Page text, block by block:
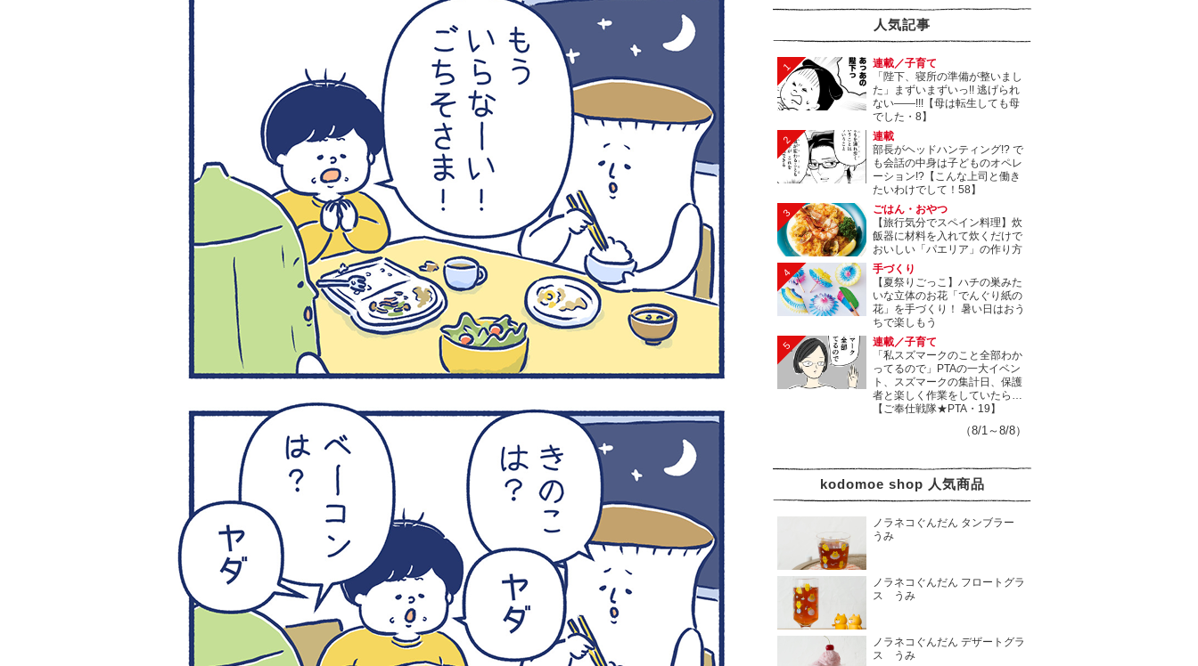
人気記事
1
連載／子育て
「陛下、寝所の準備が整いまし
た」まずいまずいっ!! 逃げられ
ない――!!!【母は転生しても母
でした・8】
2
連載
部長がヘッドハンティング!? で
も会話の中身は子どものオペレ
ーション!?【こんな上司と働き
たいわけでして！58】
3
ごはん・おやつ
【旅行気分でスペイン料理】炊
飯器に材料を入れて炊くだけで
おいしい「パエリア」の作り方
4
手づくり
【夏祭りごっこ】ハチの巣みた
いな立体のお花「でんぐり紙の
花」を手づくり！ 暑い日はおう
ちで楽しもう
5
連載／子育て
「私スズマークのこと全部わか
ってるので」PTAの一大イベン
ト、スズマークの集計日、保護
者と楽しく作業をしていたら…
【ご奉仕戦隊★PTA・19】
（8/1～8/8）
kodomoe shop 人気商品
ノラネコぐんだん タンブラー
うみ
ノラネコぐんだん フロートグラ
ス うみ
ノラネコぐんだん デザートグラ
ス うみ